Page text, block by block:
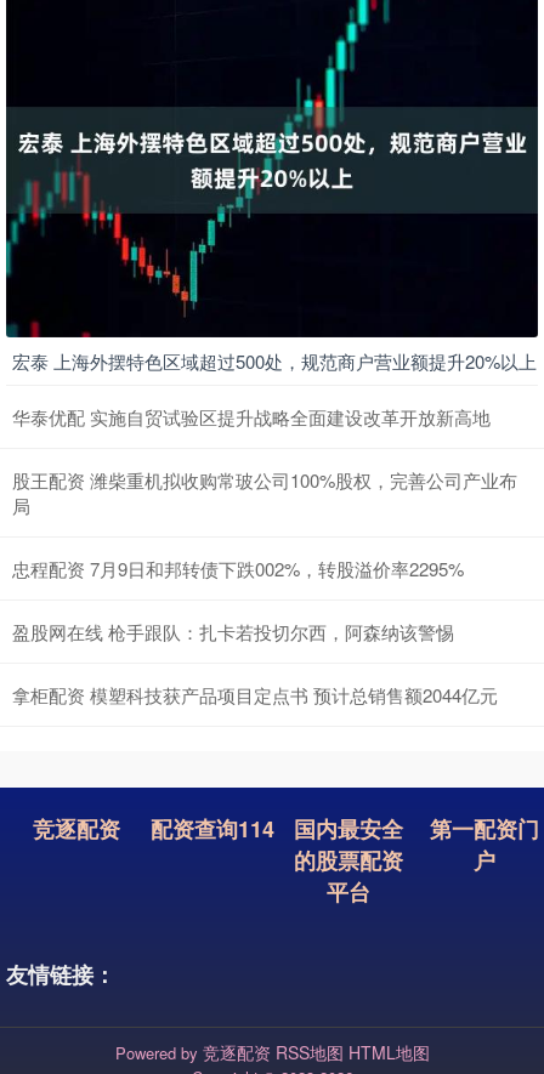
宏泰 上海外摆特色区域超过500处，规范商户营业额提升20%以上
华泰优配 实施自贸试验区提升战略全面建设改革开放新高地
股王配资 潍柴重机拟收购常玻公司100%股权，完善公司产业布
局
忠程配资 7月9日和邦转债下跌002%，转股溢价率2295%
盈股网在线 枪手跟队：扎卡若投切尔西，阿森纳该警惕
拿柜配资 模塑科技获产品项目定点书 预计总销售额2044亿元
竞逐配资 配资查询114
国内最安全
的股票配资
平台
第一配资门
户
友情链接：
Powered by 竞逐配资 RSS地图 HTML地图